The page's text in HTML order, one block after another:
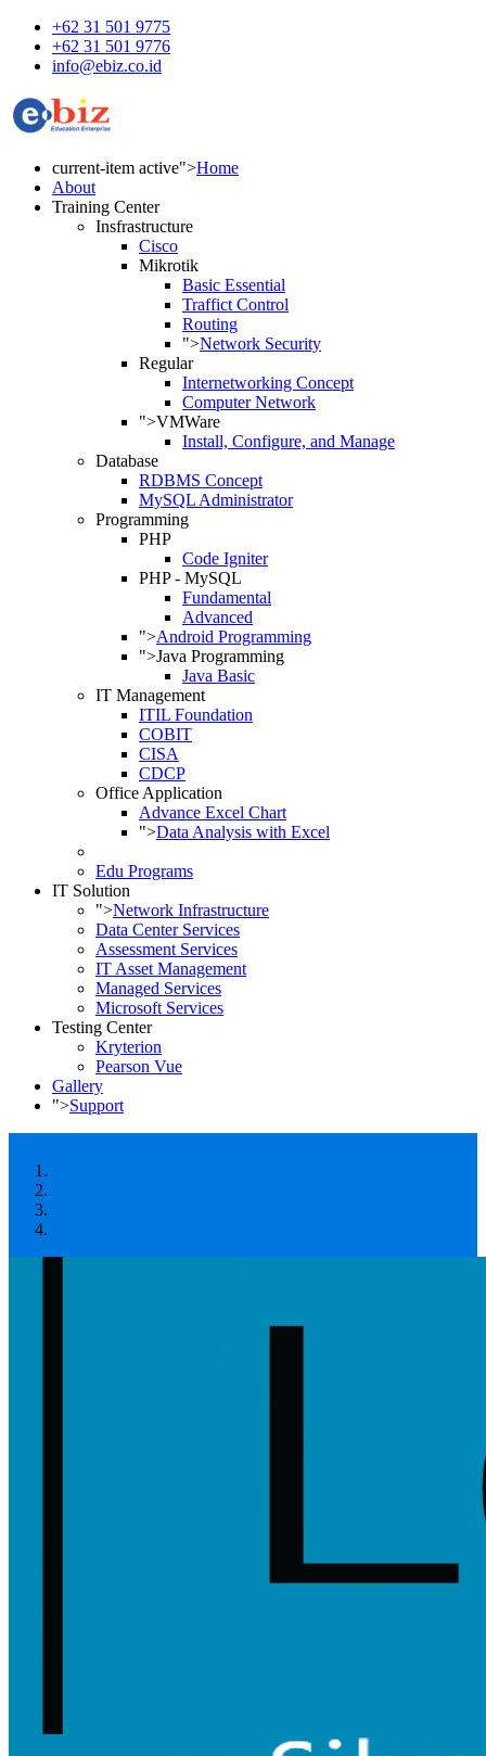
+62 31 501 9775
+62 31 501 9776
info@ebiz.co.id
current-item active">Home
About
Training Center
Insfrastructure
Cisco
Mikrotik
Basic Essential
Traffict Control
Routing
">Network Security
Regular
Internetworking Concept
Computer Network
">VMWare
Install, Configure, and Manage
Database
RDBMS Concept
MySQL Administrator
Programming
PHP
Code Igniter
PHP - MySQL
Fundamental
Advanced
">Android Programming
">Java Programming
Java Basic
IT Management
ITIL Foundation
COBIT
CISA
CDCP
Office Application
Advance Excel Chart
">Data Analysis with Excel
Edu Programs
IT Solution
">Network Infrastructure
Data Center Services
Assessment Services
IT Asset Management
Managed Services
Microsoft Services
Testing Center
Kryterion
Pearson Vue
Gallery
">Support